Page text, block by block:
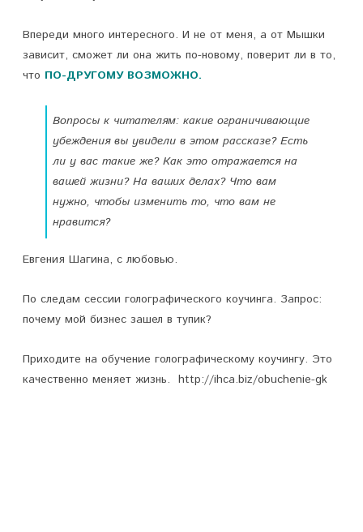
Впереди много интересного. И не от меня, а от Мышки
зависит, сможет ли она жить по-новому, поверит ли в то,
что ПО-ДРУГОМУ ВОЗМОЖНО.
Вопросы к читателям: какие ограничивающие
убеждения вы увидели в этом рассказе? Есть
ли у вас такие же? Как это отражается на
вашей жизни? На ваших делах? Что вам
нужно, чтобы изменить то, что вам не
нравится?
Евгения Шагина, с любовью.
По следам сессии голографического коучинга. Запрос:
почему мой бизнес зашел в тупик?
Приходите на обучение голографическому коучингу. Это
качественно меняет жизнь. http://ihca.biz/obuchenie-gk